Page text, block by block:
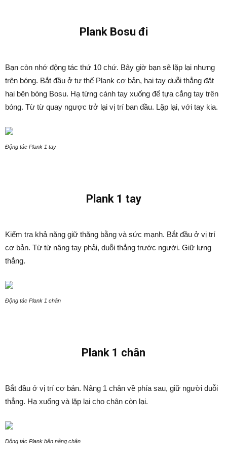
Plank Bosu đi
Bạn còn nhớ động tác thứ 10 chứ. Bây giờ bạn sẽ lặp lại nhưng
trên bóng. Bắt đầu ở tư thế Plank cơ bản, hai tay duỗi thẳng đặt
hai bên bóng Bosu. Hạ từng cánh tay xuống để tựa cẳng tay trên
bóng. Từ từ quay ngược trở lại vị trí ban đầu. Lặp lại, với tay kia.
Động tác Plank 1 tay
Plank 1 tay
Kiểm tra khả năng giữ thăng bằng và sức mạnh. Bắt đầu ở vị trí
cơ bản. Từ từ nâng tay phải, duỗi thẳng trước người. Giữ lưng
thẳng.
Động tác Plank 1 chân
Plank 1 chân
Bắt đầu ở vị trí cơ bản. Nâng 1 chân về phía sau, giữ người duỗi
thẳng. Hạ xuống và lặp lại cho chân còn lại.
Động tác Plank bên nâng chân